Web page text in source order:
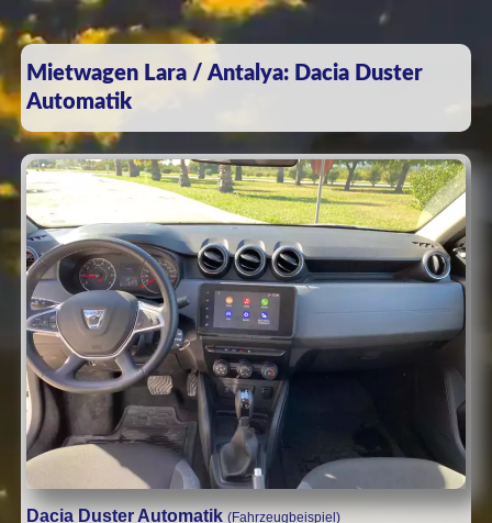
Mietwagen Lara / Antalya: Dacia Duster
Automatik
Dacia Duster Automatik (Fahrzeugbeispiel)